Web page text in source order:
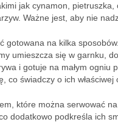
jak cynamon, pietruszka,
Ważne jest, aby nie
gotowana na kilka
umieszcza się w garnku,
i gotuje na małym ogniu
co świadczy o ich właściwej
które można serwować
dodatkowo podkreśla ich